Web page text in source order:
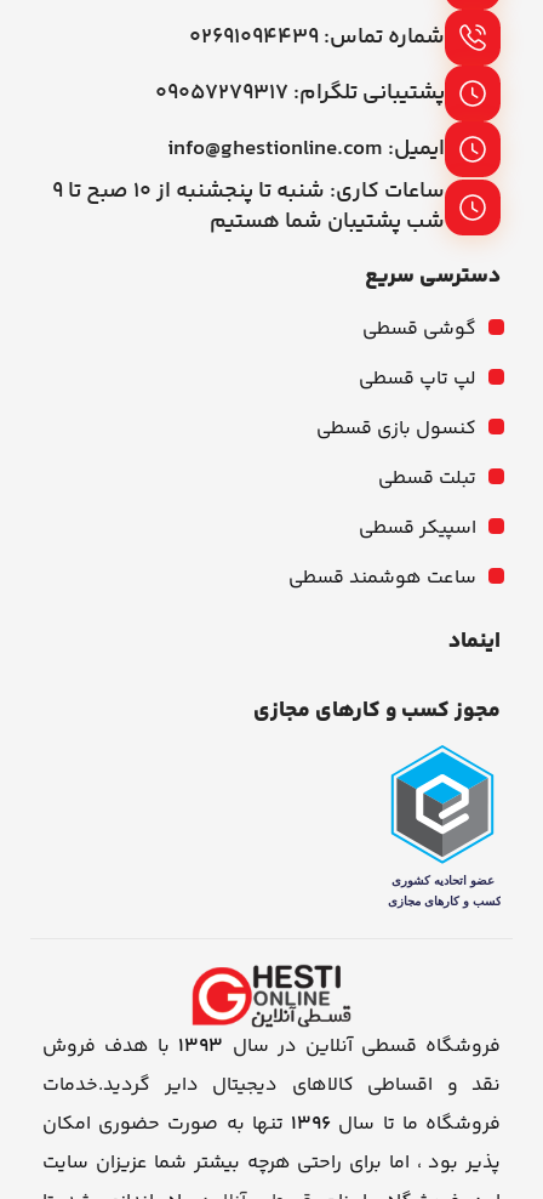
شماره تماس: ۰۲۶۹۱۰۹۴۴۳۹
پشتیبانی تلگرام: ۰۹۰۵۷۲۷۹۳۱۷
ایمیل: info@ghestionline.com
ساعات کاری: شنبه تا پنجشنبه از ۱۰ صبح تا ۹
شب پشتیبان شما هستیم
دسترسی سریع
گوشی قسطی
لپ تاپ قسطی
کنسول بازی قسطی
تبلت قسطی
اسپیکر قسطی
ساعت هوشمند قسطی
اینماد
مجوز کسب و کارهای مجازی
فروشگاه قسطی آنلاین در سال 1393 با هدف فروش
نقد و اقساطی کالاهای دیجیتال دایر گردید.خدمات
فروشگاه ما تا سال 1396 تنها به صورت حضوری امکان
پذیر بود ، اما برای راحتی هرچه بیشتر شما عزیزان سایت